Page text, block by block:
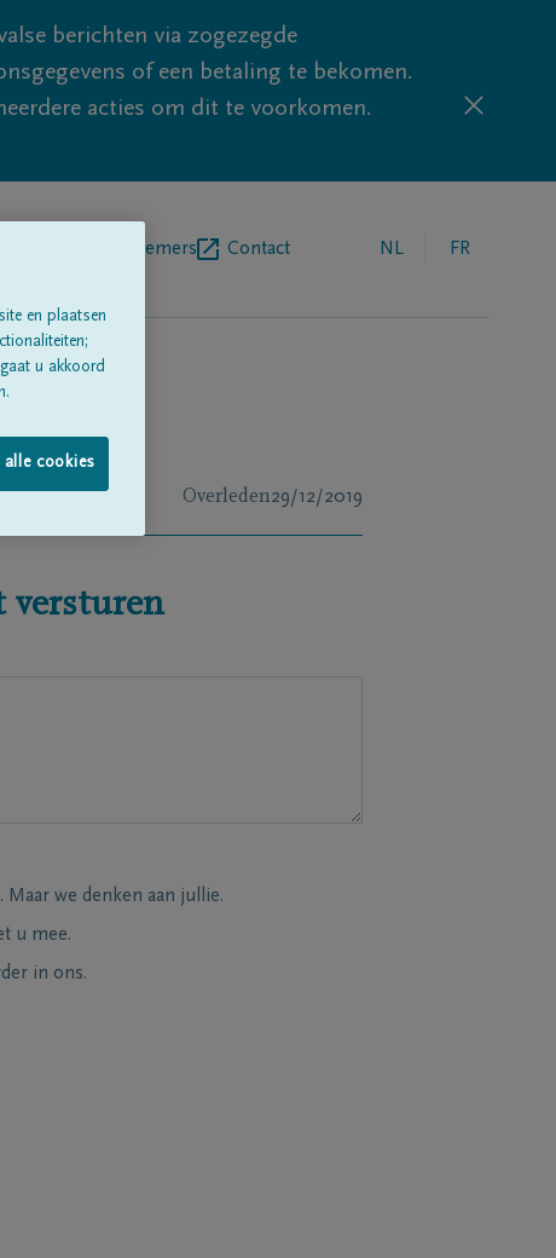
berichten via zogezegde
of een betaling te bekomen.
acties om dit te voorkomen.
Begrafenisondernemers Contact NL FR
Overleden29/12/2019
versturen
we denken aan jullie.
u mee.
in ons.
en plaatsen
u akkoord
alle cookies